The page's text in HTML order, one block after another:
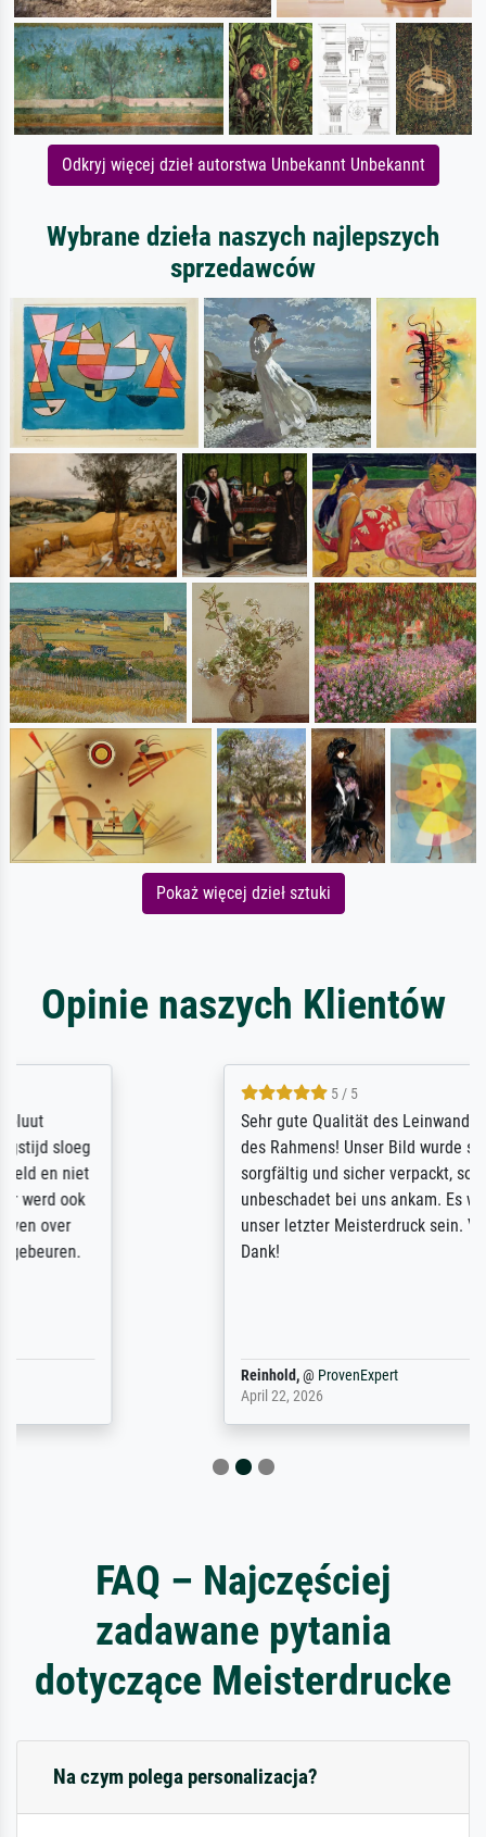
Odkryj więcej dzieł autorstwa Unbekannt Unbekannt
Wybrane dzieła naszych najlepszych
sprzedawców
Pokaż więcej dzieł sztuki
Opinie naszych Klientów
Sehr gute Qualität des Leinwanddrucks und
des Rahmens! Unser Bild wurde sehr
sorgfältig und sicher verpackt, so dass es
unbeschadet bei uns ankam. Es wird nicht
unser letzter Meisterdruck sein. Vielen
ProvenExpert
FAQ – Najczęściej
zadawane pytania
dotyczące Meisterdrucke
Na czym polega personalizacja?